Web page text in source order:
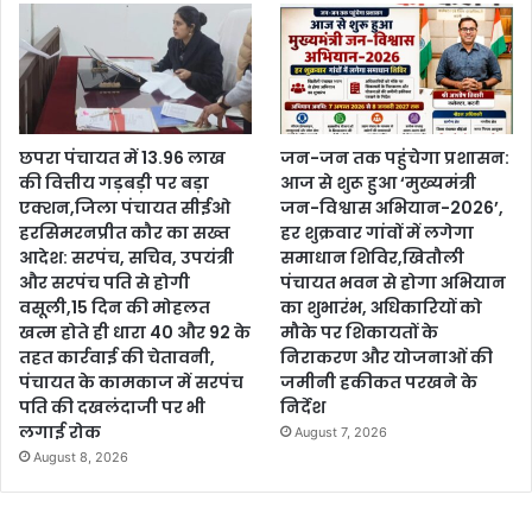
छपरा पंचायत में 13.96 लाख
की वित्तीय गड़बड़ी पर बड़ा
एक्शन,जिला पंचायत सीईओ
हरसिमरनप्रीत कौर का सख्त
आदेश: सरपंच, सचिव, उपयंत्री
और सरपंच पति से होगी
वसूली,15 दिन की मोहलत
खत्म होते ही धारा 40 और 92 के
तहत कार्रवाई की चेतावनी,
पंचायत के कामकाज में सरपंच
पति की दखलंदाजी पर भी
लगाई रोक
August 8, 2026
जन-जन तक पहुंचेगा प्रशासन:
आज से शुरू हुआ ‘मुख्यमंत्री
जन-विश्वास अभियान-2026’,
हर शुक्रवार गांवों में लगेगा
समाधान शिविर,खितौली
पंचायत भवन से होगा अभियान
का शुभारंभ, अधिकारियों को
मौके पर शिकायतों के
निराकरण और योजनाओं की
जमीनी हकीकत परखने के
निर्देश
August 7, 2026